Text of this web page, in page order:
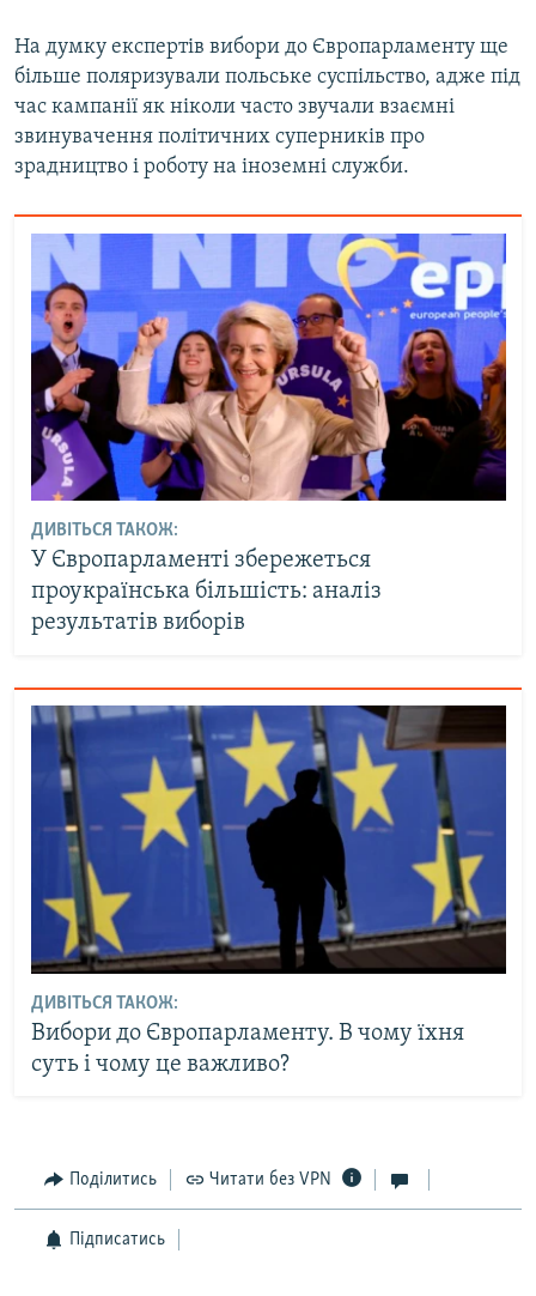
На думку експертів вибори до Європарламенту ще
більше поляризували польське суспільство, адже під
час кампанії як ніколи часто звучали взаємні
звинувачення політичних суперників про
зрадництво і роботу на іноземні служби.
ДИВІТЬСЯ ТАКОЖ:
У Європарламенті збережеться
проукраїнська більшість: аналіз
результатів виборів
ДИВІТЬСЯ ТАКОЖ:
Вибори до Європарламенту. В чому їхня
суть і чому це важливо?
Поділитись Читати без VPN
Підписатись